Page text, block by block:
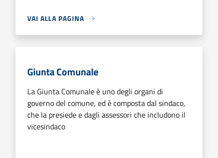
VAI ALLA PAGINA
Giunta Comunale
La Giunta Comunale è uno degli organi di
governo del comune, ed è composta dal sindaco,
che la presiede e dagli assessori che includono il
vicesindaco